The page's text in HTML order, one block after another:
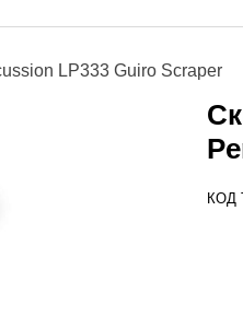
LP333 Guiro Scraper
КОД